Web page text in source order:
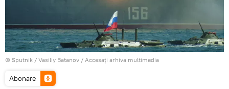
© Sputnik / Vasiliy Batanov / Accesați arhiva multimedia
Abonare